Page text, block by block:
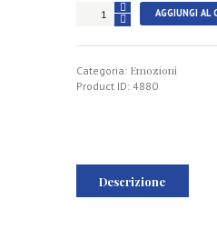
Acqua
AGGIUNGI AL
Categoria: Emozioni
Product ID: 4880
Descrizione